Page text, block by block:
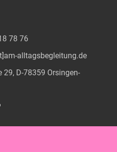
78 76
alltagsbegleitung.de
D-78359 Orsingen-